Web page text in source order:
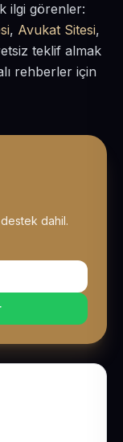
ilgi görenler:
, Avukat Sitesi,
teklif almak
rehberler için
dahil.